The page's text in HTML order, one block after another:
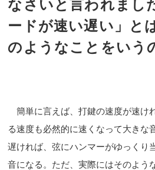
なさいと言われまし
ードが速い遅い」と
のようなことをいう
簡単に言えば、打鍵の速度が速け
る速度も必然的に速くなって大きな
遅ければ、弦にハンマーがゆっくり
音になる。ただ、実際にはそのよう